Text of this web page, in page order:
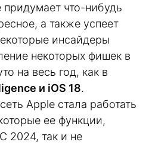
придумает что-нибудь
а также успеет
инсайдеры
некоторых фишек в
на весь год, как в
и iOS 18.
Apple стала работать
ее функции,
2024, так и не